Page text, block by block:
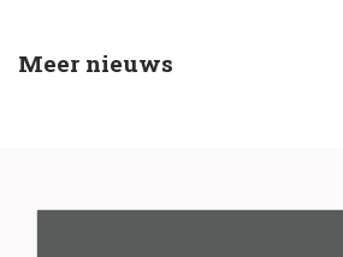
Meer nieuws